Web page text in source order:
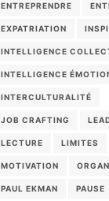
ENTREPRENDRE
EXPATRIATION
INTELLIGENCE
INTELLIGENCE
INTERCULTURALITÉ
JOB CRAFTING
LECTURE LIMITES
MOTIVATION
PAUL EKMAN PAUSE